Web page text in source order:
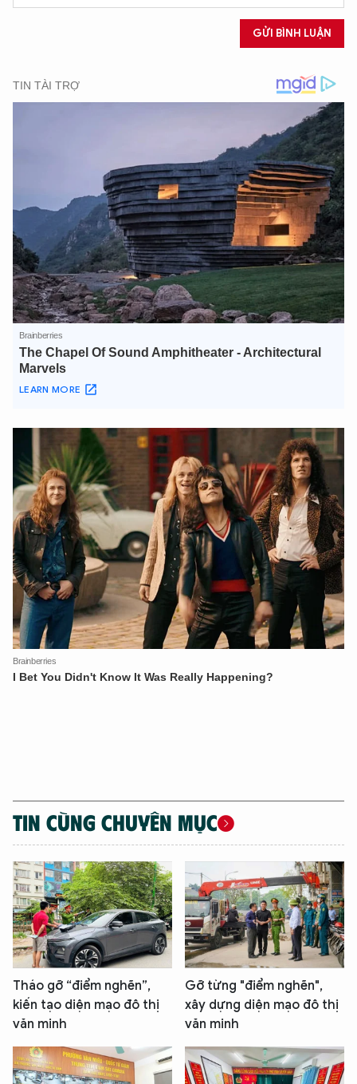
GỬI BÌNH LUẬN
TIN CÙNG CHUYÊN MỤC
Tháo gỡ “điểm nghẽn”,
kiến tạo diện mạo đô thị
văn minh
Gỡ từng "điểm nghẽn",
xây dựng diện mạo đô thị
văn minh